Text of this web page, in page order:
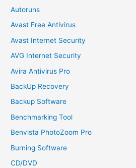
Autoruns
Avast Free Antivirus
Avast Internet Security
AVG Internet Security
Avira Antivirus Pro
BackUp Recovery
Backup Software
Benchmarking Tool
Benvista PhotoZoom Pro
Burning Software
CD/DVD